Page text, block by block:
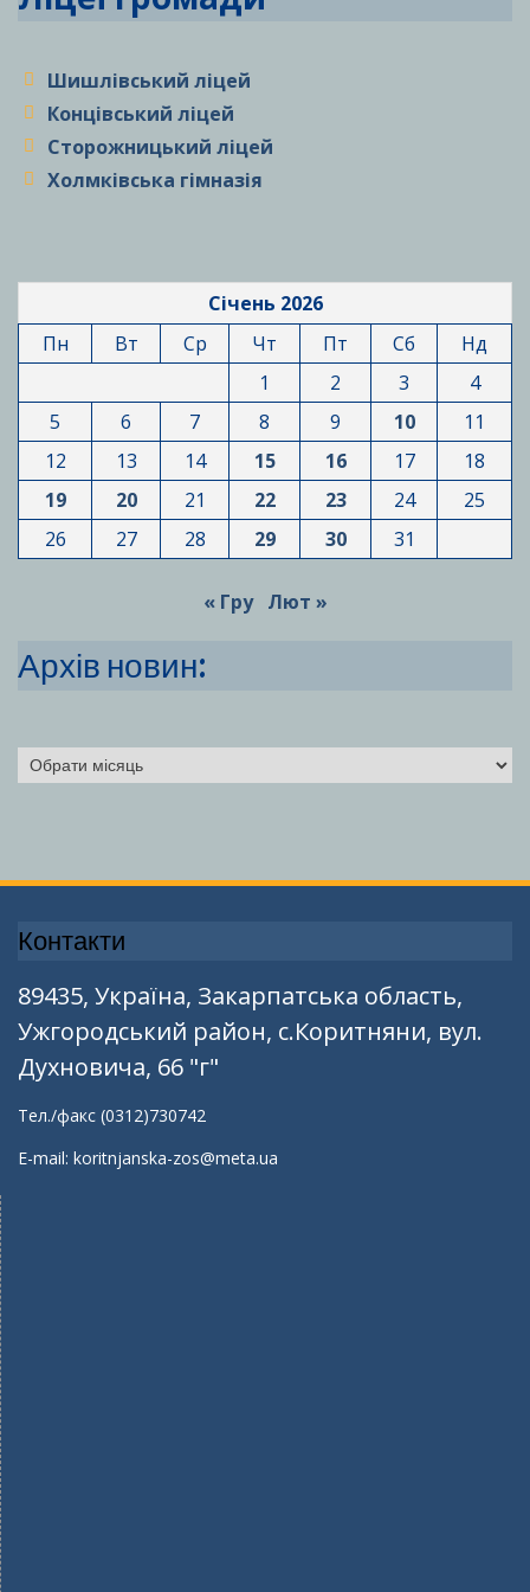
Шишлівський ліцей
Концівський ліцей
Сторожницький ліцей
Холмківська гімназія
Січень 2026
Пн
Вт Ср Чт Пт Сб
Нд
1
2 3
4
5
6 7 8 9 10
11
12
13 14 15 16 17
18
19
20 21 22 23 24
25
26
27 28 29 30 31
« Гру Лют »
Архів новин:
Архіви
Контакти
89435, Україна, Закарпатська область,
Ужгородський район, с.Коритняни, вул.
Духновича, 66 "г"
Тел./факс (0312)730742
E-mail: koritnjanska-zos@meta.ua